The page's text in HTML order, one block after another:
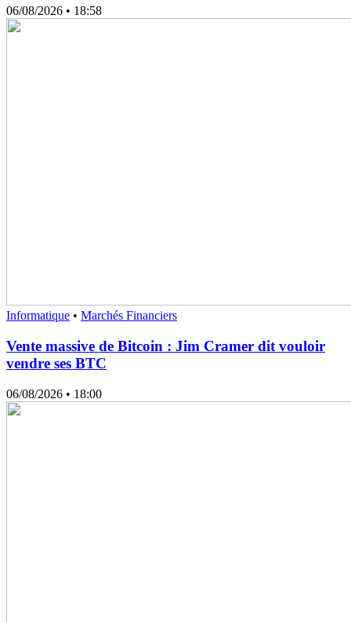
06/08/2026 • 18:58
Informatique • Marchés Financiers
Vente massive de Bitcoin : Jim Cramer dit vouloir
vendre ses BTC
06/08/2026 • 18:00